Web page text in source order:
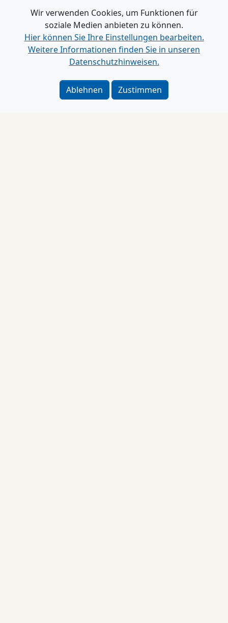
Wir verwenden Cookies, um Funktionen für
soziale Medien anbieten zu können.
Hier können Sie Ihre Einstellungen bearbeiten.
Weitere Informationen finden Sie in unseren
Datenschutzhinweisen.
Ablehnen Zustimmen